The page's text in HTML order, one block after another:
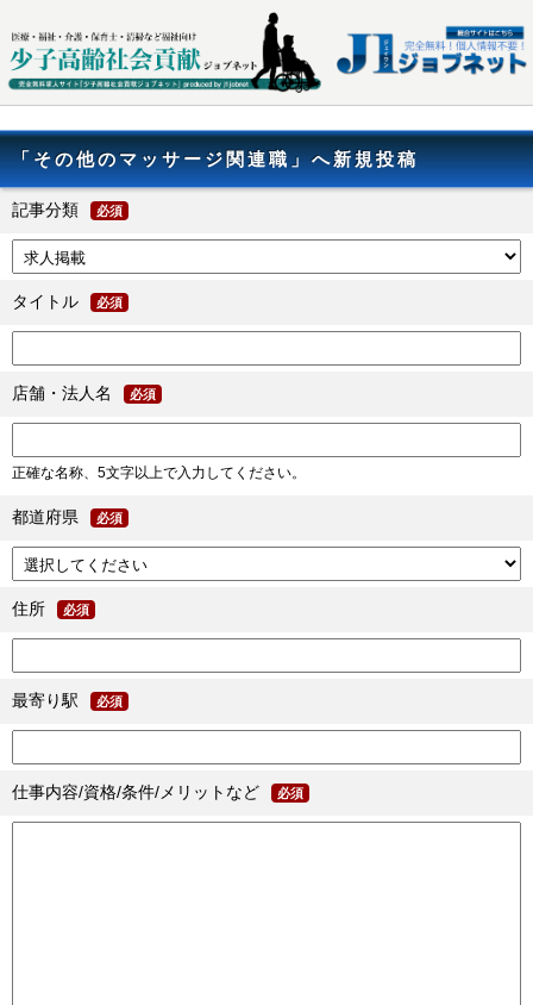
「その他のマッサージ関連職」へ新規投稿
記事分類 必須
タイトル 必須
店舗・法人名 必須
正確な名称、5文字以上で入力してください。
都道府県 必須
住所 必須
最寄り駅 必須
仕事内容/資格/条件/メリットなど 必須